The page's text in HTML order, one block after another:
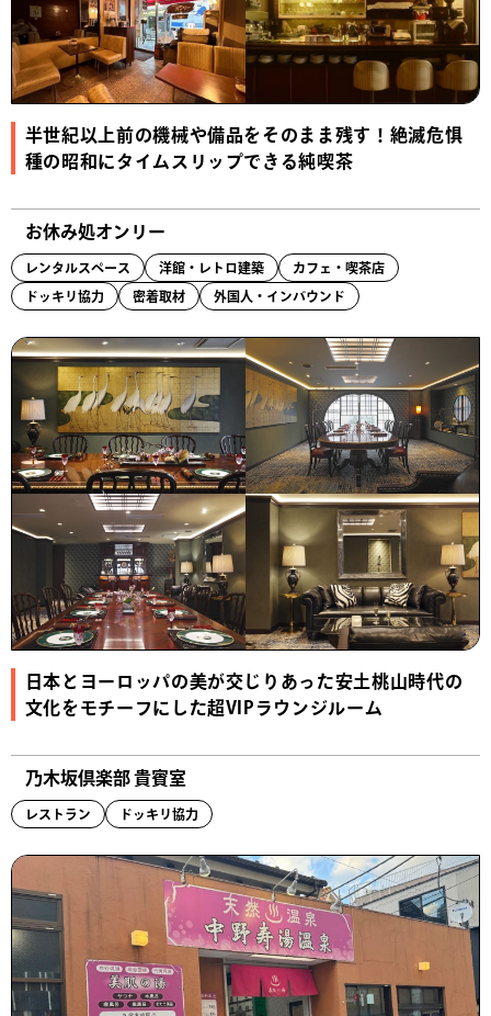
半世紀以上前の機械や備品をそのまま残す！絶滅危惧
種の昭和にタイムスリップできる純喫茶
お休み処オンリー
レンタルスペース 洋館・レトロ建築 カフェ・喫茶店
ドッキリ協力 密着取材 外国人・インバウンド
日本とヨーロッパの美が交じりあった安土桃山時代の
文化をモチーフにした超VIPラウンジルーム
乃木坂倶楽部 貴賓室
レストラン ドッキリ協力